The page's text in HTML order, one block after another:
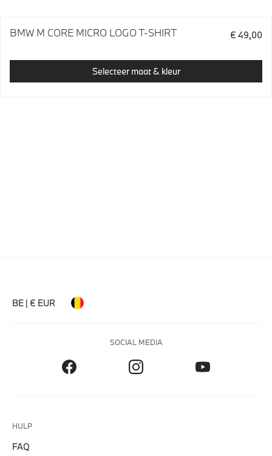
BMW M CORE MICRO LOGO T-SHIRT € 49,00
Selecteer maat & kleur
BE | € EUR
SOCIAL MEDIA
HULP
FAQ